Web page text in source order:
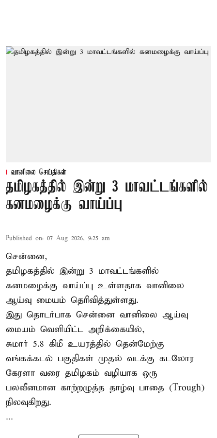
வானிலை செய்திகள்
தமிழகத்தில் இன்று 3 மாவட்டங்களில்
கனமழைக்கு வாய்ப்பு
Published on: 07 Aug 2026, 9:25 am
சென்னை,
தமிழகத்தில் இன்று 3 மாவட்டங்களில்
கனமழைக்கு வாய்ப்பு உள்ளதாக வானிலை
ஆய்வு மையம் தெரிவித்துள்ளது.
இது தொடர்பாக சென்னை வானிலை ஆய்வு
மையம் வெளியிட்ட அறிக்கையில்,
சுமார் 5.8 கிமீ உயரத்தில் தென்மேற்கு
வங்கக்கடல் பகுதிகள் முதல் வடக்கு கடலோர
கேரளா வரை தமிழகம் வழியாக ஒரு
பலவீனமான காற்றழுத்த தாழ்வு பாதை (Trough)
நிலவுகிறது.
...